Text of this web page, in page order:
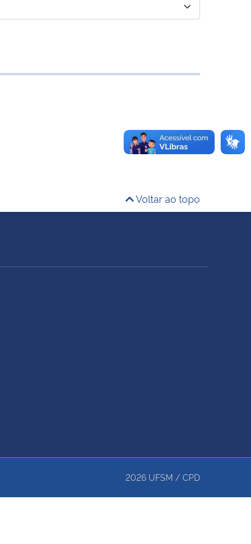
Voltar ao topo
2026 UFSM / CPD